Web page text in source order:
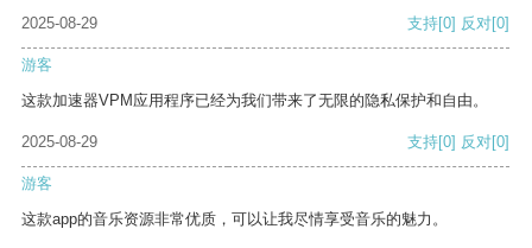
2025-08-29 支持[0] 反对[0]
游客
这款加速器VPM应用程序已经为我们带来了无限的隐私保护和自由。
2025-08-29 支持[0] 反对[0]
游客
这款app的音乐资源非常优质，可以让我尽情享受音乐的魅力。